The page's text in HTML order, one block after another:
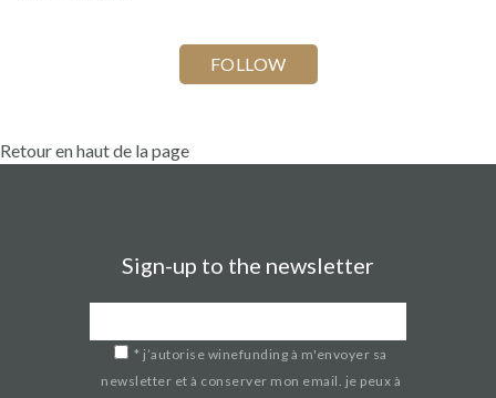
Retour en haut de la page
Sign-up to the newsletter
* j’autorise winefunding à m'envoyer sa
newsletter et à conserver mon email. je peux à